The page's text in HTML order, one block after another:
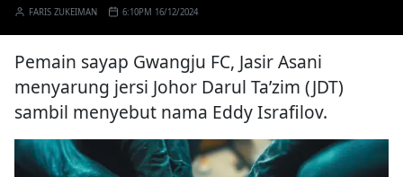
FARIS ZUKEIMAN 6:10PM 16/12/2024
Pemain sayap Gwangju FC, Jasir Asani
menyarung jersi Johor Darul Ta’zim (JDT)
sambil menyebut nama Eddy Israfilov.